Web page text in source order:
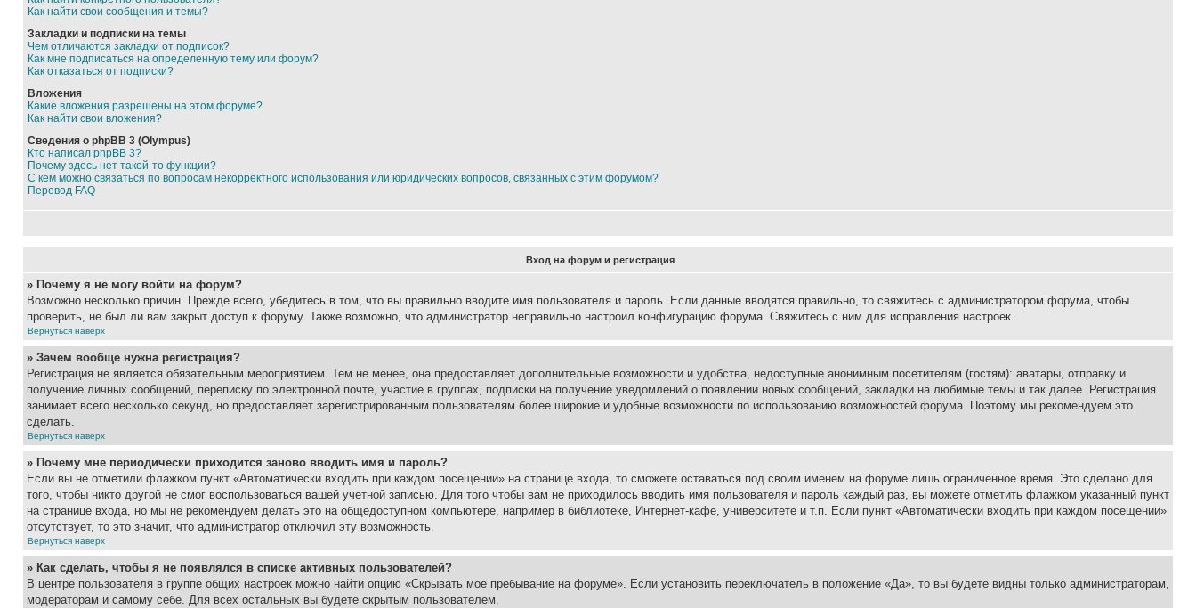
Как найти свои сообщения и темы?
Закладки и подписки на темы
Чем отличаются закладки от подписок?
Как мне подписаться на определенную тему или форум?
Как отказаться от подписки?
Вложения
Какие вложения разрешены на этом форуме?
Как найти свои вложения?
Сведения о phpBB 3 (Olympus)
Кто написал phpBB 3?
Почему здесь нет такой-то функции?
С кем можно связаться по вопросам некорректного использования или юридических вопросов, связанных с этим форумом?
Перевод FAQ
Вход на форум и регистрация
» Почему я не могу войти на форум?
Возможно несколько причин. Прежде всего, убедитесь в том, что вы правильно вводите имя пользователя и пароль. Если данные вводятся правильно, то свяжитесь с администратором форума, чтобы
проверить, не был ли вам закрыт доступ к форуму. Также возможно, что администратор неправильно настроил конфигурацию форума. Свяжитесь с ним для исправления настроек.
Вернуться наверх
» Зачем вообще нужна регистрация?
Регистрация не является обязательным мероприятием. Тем не менее, она предоставляет дополнительные возможности и удобства, недоступные анонимным посетителям (гостям): аватары, отправку и
получение личных сообщений, переписку по электронной почте, участие в группах, подписки на получение уведомлений о появлении новых сообщений, закладки на любимые темы и так далее. Регистрация
занимает всего несколько секунд, но предоставляет зарегистрированным пользователям более широкие и удобные возможности по использованию возможностей форума. Поэтому мы рекомендуем это
сделать.
Вернуться наверх
» Почему мне периодически приходится заново вводить имя и пароль?
Если вы не отметили флажком пункт «Автоматически входить при каждом посещении» на странице входа, то сможете оставаться под своим именем на форуме лишь ограниченное время. Это сделано для
того, чтобы никто другой не смог воспользоваться вашей учетной записью. Для того чтобы вам не приходилось вводить имя пользователя и пароль каждый раз, вы можете отметить флажком указанный пункт
на странице входа, но мы не рекомендуем делать это на общедоступном компьютере, например в библиотеке, Интернет-кафе, университете и т.п. Если пункт «Автоматически входить при каждом посещении»
отсутствует, то это значит, что администратор отключил эту возможность.
Вернуться наверх
» Как сделать, чтобы я не появлялся в списке активных пользователей?
В центре пользователя в группе общих настроек можно найти опцию «Скрывать мое пребывание на форуме». Если установить переключатель в положение «Да», то вы будете видны только администраторам,
модераторам и самому себе. Для всех остальных вы будете скрытым пользователем.